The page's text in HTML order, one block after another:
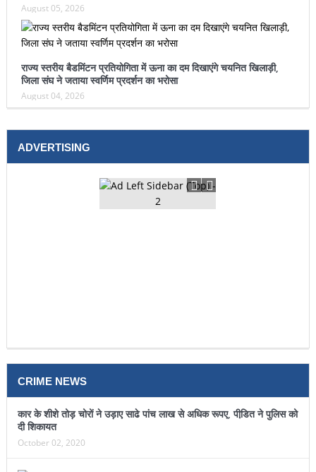
August 05, 2026
राज्य स्तरीय बैडमिंटन प्रतियोगिता में ऊना का दम दिखाएंगे चयनित खिलाड़ी,
जिला संघ ने जताया स्वर्णिम प्रदर्शन का भरोसा
August 04, 2026
ADVERTISING
CRIME NEWS
कार के शीशे तोड़ चोरों ने उड़ाए साढे पांच लाख से अधिक रूपए, पीडि़त ने पुलिस को
दी शिकायत
October 02, 2020